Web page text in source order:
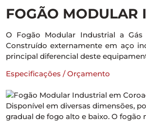
FOGÃO MODULAR
O Fogão Modular Industrial a
Construído externamente em aço
principal diferencial deste
Especificações / Orçamento
Disponível em diversas dimensões,
gradual de fogo alto e baixo. O